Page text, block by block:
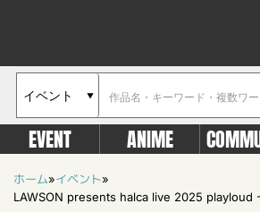
EVENT ANIME
ホーム»イベント»
LAWSON presents halca live 2025 playloud